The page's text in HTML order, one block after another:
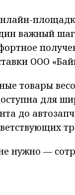
важный
ООО
товары
для
до
нужно —